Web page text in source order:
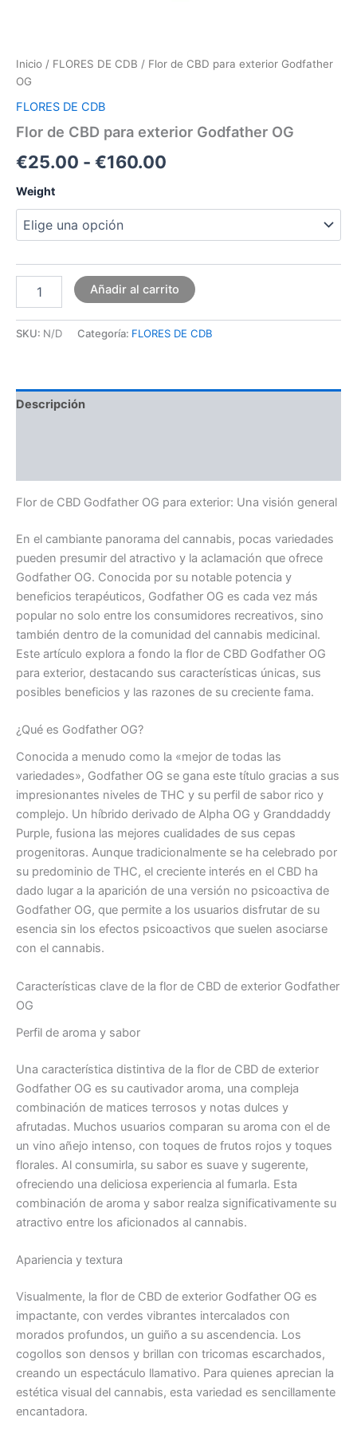
Inicio / FLORES DE CDB / Flor de CBD para exterior Godfather
OG
FLORES DE CDB
Flor de CBD para exterior Godfather OG
€25.00 - €160.00
Weight
Añadir al carrito
SKU: N/D Categoría: FLORES DE CDB
Descripción
Flor de CBD Godfather OG para exterior: Una visión general
En el cambiante panorama del cannabis, pocas variedades
pueden presumir del atractivo y la aclamación que ofrece
Godfather OG. Conocida por su notable potencia y
beneficios terapéuticos, Godfather OG es cada vez más
popular no solo entre los consumidores recreativos, sino
también dentro de la comunidad del cannabis medicinal.
Este artículo explora a fondo la flor de CBD Godfather OG
para exterior, destacando sus características únicas, sus
posibles beneficios y las razones de su creciente fama.
¿Qué es Godfather OG?
Conocida a menudo como la «mejor de todas las
variedades», Godfather OG se gana este título gracias a sus
impresionantes niveles de THC y su perfil de sabor rico y
complejo. Un híbrido derivado de Alpha OG y Granddaddy
Purple, fusiona las mejores cualidades de sus cepas
progenitoras. Aunque tradicionalmente se ha celebrado por
su predominio de THC, el creciente interés en el CBD ha
dado lugar a la aparición de una versión no psicoactiva de
Godfather OG, que permite a los usuarios disfrutar de su
esencia sin los efectos psicoactivos que suelen asociarse
con el cannabis.
Características clave de la flor de CBD de exterior Godfather
OG
Perfil de aroma y sabor
Una característica distintiva de la flor de CBD de exterior
Godfather OG es su cautivador aroma, una compleja
combinación de matices terrosos y notas dulces y
afrutadas. Muchos usuarios comparan su aroma con el de
un vino añejo intenso, con toques de frutos rojos y toques
florales. Al consumirla, su sabor es suave y sugerente,
ofreciendo una deliciosa experiencia al fumarla. Esta
combinación de aroma y sabor realza significativamente su
atractivo entre los aficionados al cannabis.
Apariencia y textura
Visualmente, la flor de CBD de exterior Godfather OG es
impactante, con verdes vibrantes intercalados con
morados profundos, un guiño a su ascendencia. Los
cogollos son densos y brillan con tricomas escarchados,
creando un espectáculo llamativo. Para quienes aprecian la
estética visual del cannabis, esta variedad es sencillamente
encantadora.